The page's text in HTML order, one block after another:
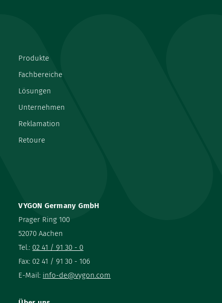
VYGON Germany GmbH
Prager Ring 100
52070 Aachen
Tel.: 02 41 / 91 30 - 0
Fax: 02 41 / 91 30 - 106
E-Mail: info-de@vygon.com
Produkte
Fachbereiche
Lösungen
Unternehmen
Reklamation
Retoure